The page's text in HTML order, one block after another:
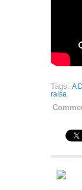
Tags: A
raisa